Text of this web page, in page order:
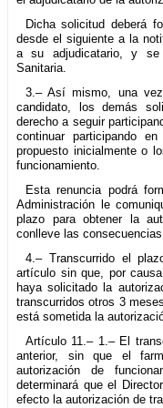
Dicha solicitud deberá
desde el siguiente a la
a su adjudicatario, y se
Sanitaria.
3.– Así mismo, una
candidato, los demás
derecho a seguir
continuar participando
propuesto inicialmente o
funcionamiento.
Esta renuncia podrá
Administración le
plazo para obtener la
conlleve las
4.– Transcurrido el
artículo sin que, por
haya solicitado la
transcurridos otros 3
está sometida la
Artículo 11.– 1.– El
anterior, sin que el
autorización de
determinará que el
efecto la autorización de